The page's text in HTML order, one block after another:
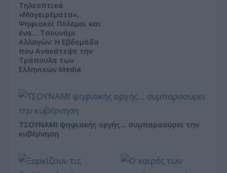
Τηλεοπτικά
«Μαγειρέματα»,
Ψηφιακοί Πόλεμοι και
ένα… Τσουνάμι
Αλλαγών: Η Εβδομάδα
που Ανακάτεψε την
Τράπουλα των
Ελληνικών Media
ΤΣΟΥΝΑΜΙ ψηφιακής οργής… συμπαρασύρει την
κυβέρνηση